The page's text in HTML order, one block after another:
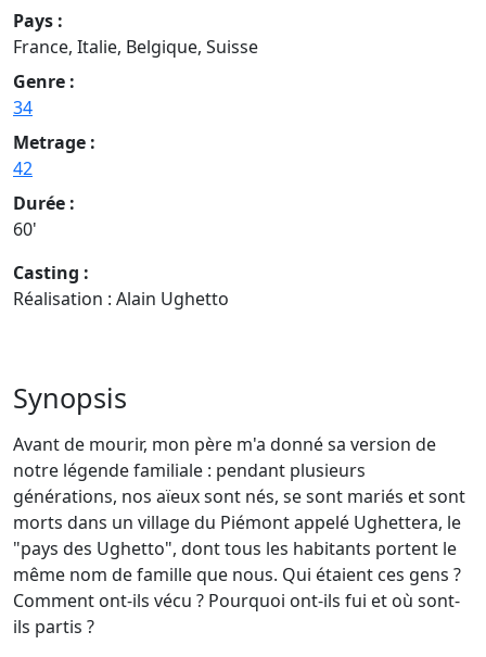
Pays :
France, Italie, Belgique, Suisse
Genre :
34
Metrage :
42
Durée :
60'
Casting :
Réalisation : Alain Ughetto
Synopsis
Avant de mourir, mon père m'a donné sa version de
notre légende familiale : pendant plusieurs
générations, nos aïeux sont nés, se sont mariés et sont
morts dans un village du Piémont appelé Ughettera, le
"pays des Ughetto", dont tous les habitants portent le
même nom de famille que nous. Qui étaient ces gens ?
Comment ont-ils vécu ? Pourquoi ont-ils fui et où sont-
ils partis ?